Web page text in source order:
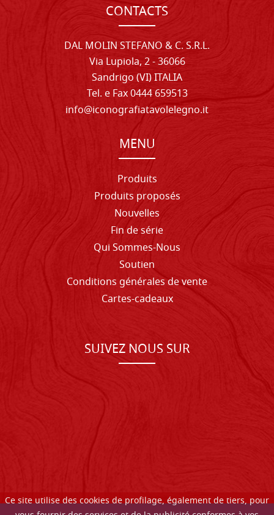
Ce site utilise des cookies de profilage, également de tiers, pour
CONTACTS
DAL MOLIN STEFANO & C. S.R.L.
Via Lupiola, 2 - 36066
Sandrigo (VI) ITALIA
Tel. e Fax 0444 659513
info@iconografiatavolelegno.it
MENU
Produits
Produits proposés
Nouvelles
Fin de série
Qui Sommes-Nous
Soutien
Conditions générales de vente
Cartes-cadeaux
SUIVEZ NOUS SUR